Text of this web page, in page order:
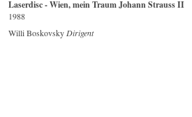
Laserdisc - Wien, mein Traum Johann Strauss II
1988
Willi Boskovsky Dirigent